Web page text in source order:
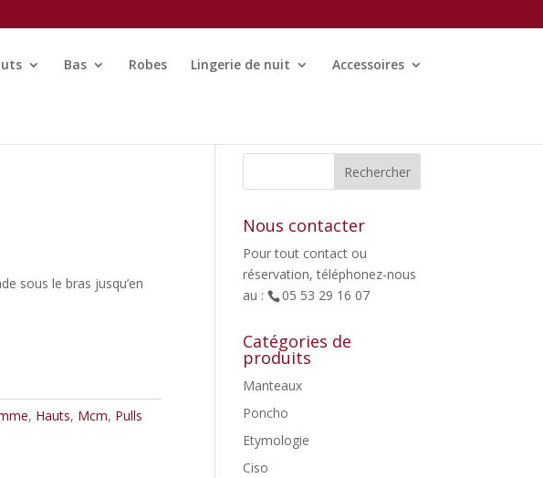
Bas Robes Lingerie de nuit Accessoires
:
sous le bras jusqu’en
, Hauts, Mcm, Pulls
Nous contacter
Pour tout contact ou
réservation, téléphonez-nous
au :
05 53 29 16 07
Catégories de
produits
Manteaux
Poncho
Etymologie
Ciso